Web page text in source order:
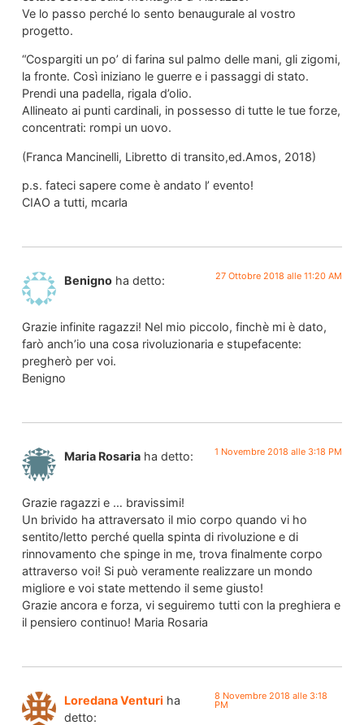
Ve lo passo perché lo sento benaugurale al vostro
progetto.
“Cospargiti un po’ di farina sul palmo delle mani, gli zigomi,
la fronte. Così iniziano le guerre e i passaggi di stato.
Prendi una padella, rigala d’olio.
Allineato ai punti cardinali, in possesso di tutte le tue forze,
concentrati: rompi un uovo.
(Franca Mancinelli, Libretto di transito,ed.Amos, 2018)
p.s. fateci sapere come è andato l’ evento!
CIAO a tutti, mcarla
Benigno ha detto: 27 Ottobre 2018 alle 11:20 AM
Grazie infinite ragazzi! Nel mio piccolo, finchè mi è dato,
farò anch’io una cosa rivoluzionaria e stupefacente:
pregherò per voi.
Benigno
Maria Rosaria ha detto: 1 Novembre 2018 alle 3:18 PM
Grazie ragazzi e … bravissimi!
Un brivido ha attraversato il mio corpo quando vi ho
sentito/letto perché quella spinta di rivoluzione e di
rinnovamento che spinge in me, trova finalmente corpo
attraverso voi! Si può veramente realizzare un mondo
migliore e voi state mettendo il seme giusto!
Grazie ancora e forza, vi seguiremo tutti con la preghiera e
il pensiero continuo! Maria Rosaria
Loredana Venturi ha
detto:
8 Novembre 2018 alle 3:18
PM